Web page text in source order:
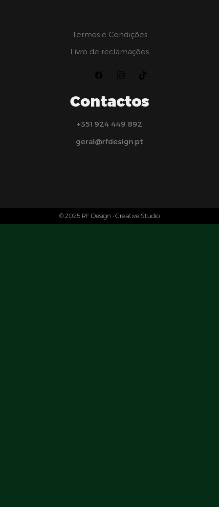
Termos e Condições
Livro de reclamações
Contactos
+351 924 449 892
geral@rfdesign.pt
© 2025 RF Design • Creative Studio